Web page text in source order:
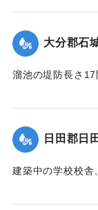
江村の漁業組合の
7人選抜し現場へ
【出典：大分新
大分郡石
溜池の堤防長さ
額は2000円の見
【出典：大分新聞
｜固有コード:
日田郡日
建築中の学校校
校舎は6分方しか